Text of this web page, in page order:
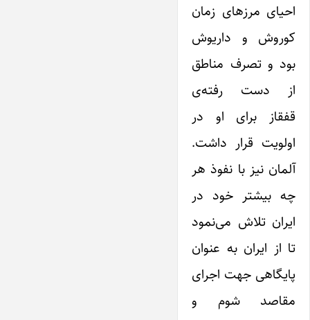
احیای مرزهای زمان
کوروش و داریوش
بود و تصرف مناطق
از دست رفته‌ی
قفقاز برای او در
اولویت قرار داشت.
آلمان نیز با نفوذ هر
چه بیشتر خود در‌
ایران تلاش می‌نمود
تا از‌ ایران به عنوان
پایگاهی جهت اجرای
مقاصد شوم و